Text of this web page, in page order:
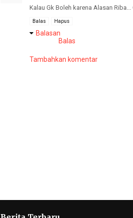
Kalau Gk Boleh karena Alasan
Balas Hapus
Balasan
Balas
Tambahkan komentar